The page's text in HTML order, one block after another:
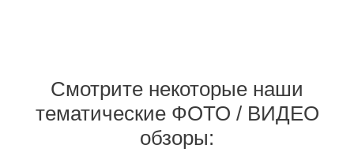
Смотрите некоторые наши
тематические ФОТО / ВИДЕО
обзоры: